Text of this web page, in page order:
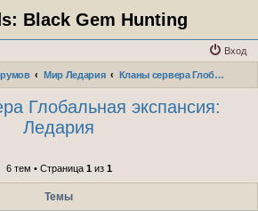
Black Gem Hunting
Вход
Мир Ледария Кланы сервера Глобальная экспансия: Ледария
Глобальная экспансия:
Ледария
6 тем • Страница 1из 1
Темы